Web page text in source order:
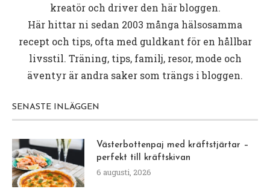
kreatör och driver den här bloggen.
Här hittar ni sedan 2003 många hälsosamma
recept och tips, ofta med guldkant för en hållbar
livsstil. Träning, tips, familj, resor, mode och
äventyr är andra saker som trängs i bloggen.
SENASTE INLÄGGEN
Västerbottenpaj med kräftstjärtar –
perfekt till kräftskivan
6 augusti, 2026